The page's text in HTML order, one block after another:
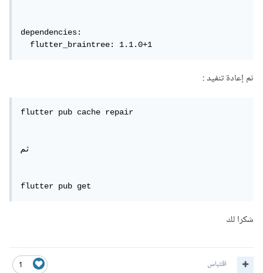
dependencies:
  flutter_braintree: 1.1.0+1
ثم إعادة تنفيد :
flutter pub cache repair
ثم
flutter pub get
شكرا لك
1 اقتباس